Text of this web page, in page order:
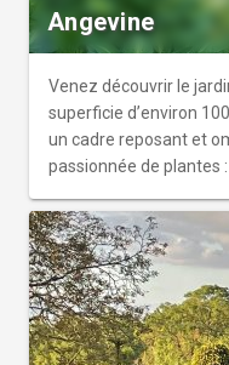
Angevine
Venez découvrir le
superficie d’environ
un cadre reposant et
passionnée de plantes
rappellent les voyages
Yunann), Japon,
l’Anjou sont honorés
local font référence à
littérature… et